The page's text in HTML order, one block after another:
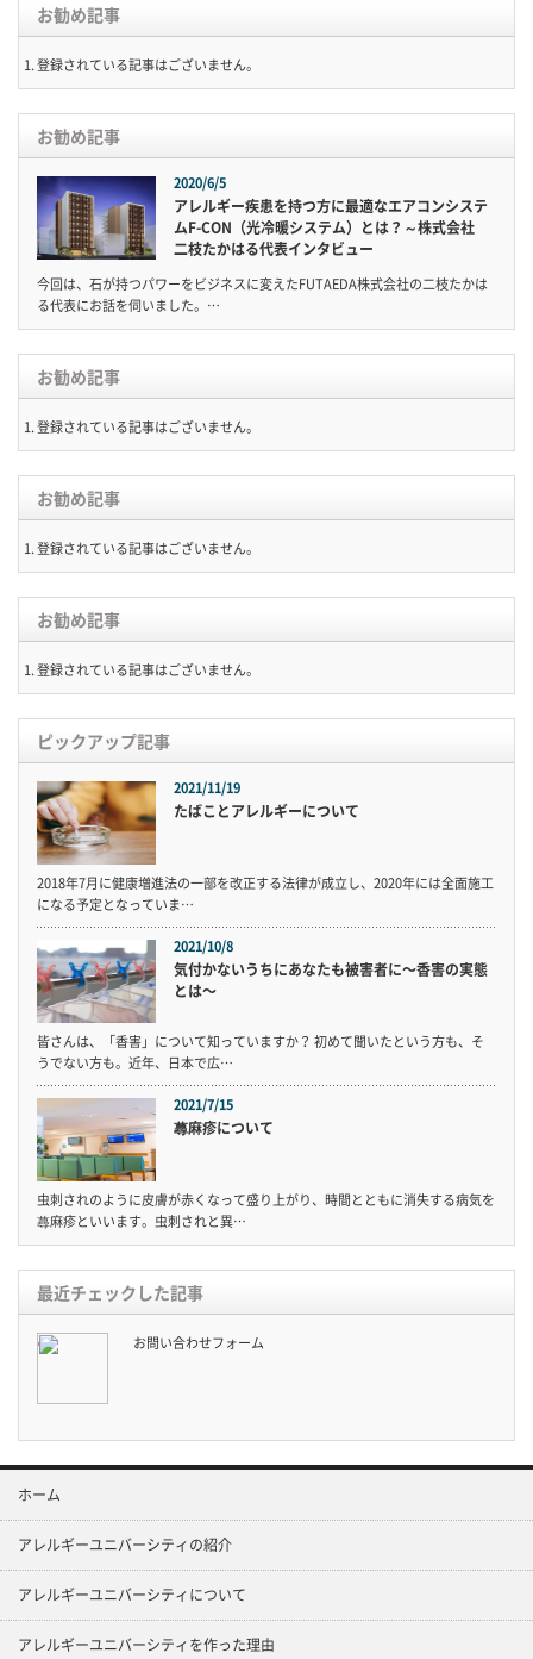
お勧め記事
登録されている記事はございません。
お勧め記事
2020/6/5
アレルギー疾患を持つ方に最適なエアコンシステ
ムF-CON（光冷暖システム）とは？～株式会社
二枝たかはる代表インタビュー
今回は、石が持つパワーをビジネスに変えたFUTAEDA株式会社の二枝たかは
る代表にお話を伺いました。…
お勧め記事
登録されている記事はございません。
お勧め記事
登録されている記事はございません。
お勧め記事
登録されている記事はございません。
ピックアップ記事
2021/11/19
たばことアレルギーについて
2018年7月に健康増進法の一部を改正する法律が成立し、2020年には全面施工
になる予定となっていま…
2021/10/8
気付かないうちにあなたも被害者に〜香害の実態
とは〜
皆さんは、「香害」について知っていますか？ 初めて聞いたという方も、そ
うでない方も。近年、日本で広…
2021/7/15
蕁麻疹について
虫刺されのように皮膚が赤くなって盛り上がり、時間とともに消失する病気を
蕁麻疹といいます。虫刺されと異…
最近チェックした記事
お問い合わせフォーム
ホーム
アレルギーユニバーシティの紹介
アレルギーユニバーシティについて
アレルギーユニバーシティを作った理由